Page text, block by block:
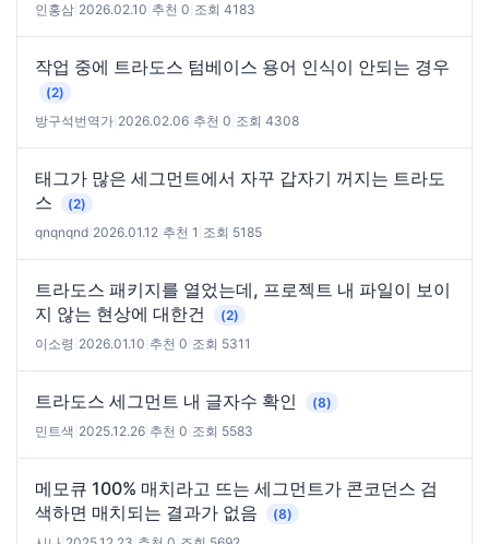
인홍삼 2026.02.10 추천 0 조회 4183
작업 중에 트라도스 텀베이스 용어 인식이 안되는 경우
(2)
방구석번역가 2026.02.06 추천 0 조회 4308
태그가 많은 세그먼트에서 자꾸 갑자기 꺼지는 트라도
스
(2)
qnqnqnd 2026.01.12 추천 1 조회 5185
트라도스 패키지를 열었는데, 프로젝트 내 파일이 보이
지 않는 현상에 대한건
(2)
이소령 2026.01.10 추천 0 조회 5311
트라도스 세그먼트 내 글자수 확인
(8)
민트색 2025.12.26 추천 0 조회 5583
메모큐 100% 매치라고 뜨는 세그먼트가 콘코던스 검
색하면 매치되는 결과가 없음
(8)